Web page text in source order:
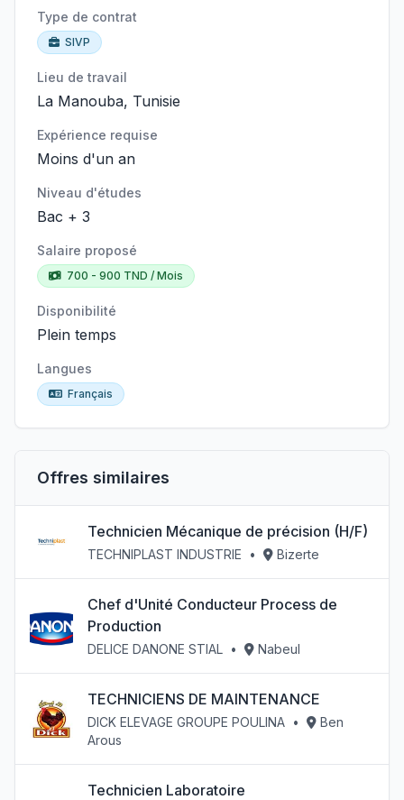
Type de contrat
SIVP
Lieu de travail
La Manouba, Tunisie
Expérience requise
Moins d'un an
Niveau d'études
Bac + 3
Salaire proposé
700 - 900 TND / Mois
Disponibilité
Plein temps
Langues
Français
Offres similaires
Technicien Mécanique de précision (H/F)
TECHNIPLAST INDUSTRIE • Bizerte
Chef d'Unité Conducteur Process de
Production
DELICE DANONE STIAL • Nabeul
TECHNICIENS DE MAINTENANCE
DICK ELEVAGE GROUPE POULINA •
Ben
Arous
Technicien Laboratoire